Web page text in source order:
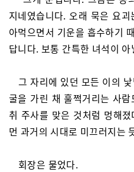
지네였습니다. 오래 묵은 요
아먹으면서 기운을 흡수하기
답니다. 보통 간특한 녀석이
그 자리에 있던 모든 이의
굴을 가린 채 훌쩍거리는 사
취 주사를 맞은 것처럼 멍해
먼 과거의 시대로 미끄러지는
회장은 물었다.